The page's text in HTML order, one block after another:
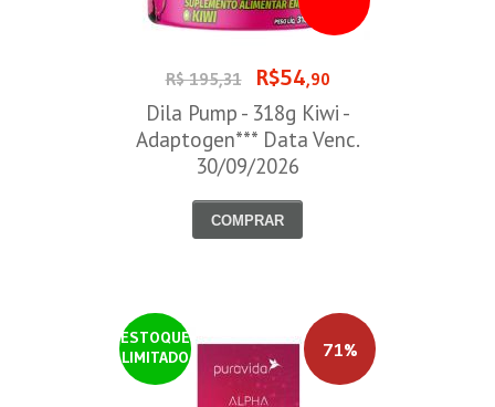
R$ 195,31 R$54,90
Dila Pump - 318g Kiwi -
Adaptogen*** Data Venc.
30/09/2026
COMPRAR
ESTOQUE
LIMITADO
71%